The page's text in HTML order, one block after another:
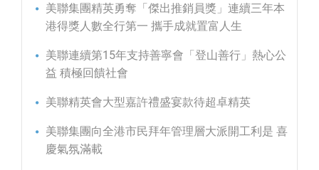
美聯集團精英勇奪「傑出推銷員獎」連續三年本
港得獎人數全行第一 攜手成就置富人生
美聯連續第15年支持善寧會「登山善行」熱心公
益 積極回饋社會
美聯精英會大型嘉許禮盛宴款待超卓精英
美聯集團向全港市民拜年管理層大派開工利是 喜
慶氣氛滿載